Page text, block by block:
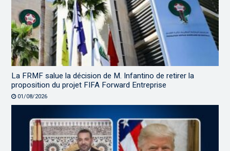
La FRMF salue la décision de M. Infantino de retirer la
proposition du projet FIFA Forward Entreprise
01/08/2026